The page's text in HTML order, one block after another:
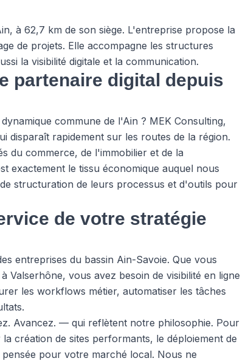
à 62,7 km de son siège. L'entreprise propose la
de projets. Elle accompagne les structures
la visibilité digitale et la communication.
partenaire digital depuis
commune de l'Ain ? MEK Consulting,
disparaît rapidement sur les routes de la région.
du commerce, de l'immobilier et de la
exactement le tissu économique auquel nous
structuration de leurs processus et d'outils pour
de votre stratégie
entreprises du bassin Ain-Savoie. Que vous
vous avez besoin de visibilité en ligne
les workflows métier, automatiser les tâches
Avancez. — qui reflètent notre philosophie. Pour
création de sites performants, le déploiement de
pour votre marché local. Nous ne